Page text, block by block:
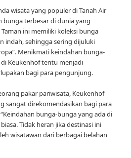
wisata yang populer di Tanah Air
bunga terbesar di dunia yang
ini memiliki koleksi bunga
indah, sehingga sering dijuluki
Menikmati keindahan bunga-
Keukenhof tentu menjadi
bagi para pengunjung.
pakar pariwisata, Keukenhof
sangat direkomendasikan bagi para
bunga-bunga yang ada di
Tidak heran jika destinasi ini
wisatawan dari berbagai belahan